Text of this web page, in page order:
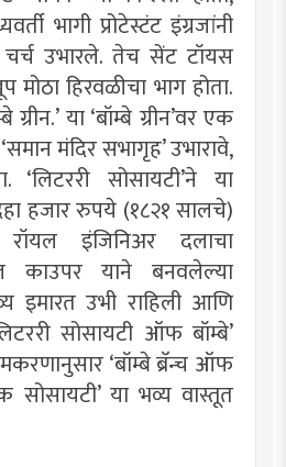
भागी प्रोटेस्टंट इंग्रजांनी
चर्च उभारले. तेच सेंट टॉयस
मोठा हिरवळीचा भाग होता.
ग्रीन.’ या ‘बॉम्बे ग्रीन’वर एक
मंदिर सभागृह’ उभारावे,
‘लिटररी सोसायटी’ने या
हजार रुपये (१८२१ सालचे)
इंजिनिअर दलाचा
काउपर याने बनवलेल्या
इमारत उभी राहिली आणि
सोसायटी ऑफ बॉम्बे’
‘बॉम्बे ब्रॅन्च ऑफ
सोसायटी’ या भव्य वास्तूत